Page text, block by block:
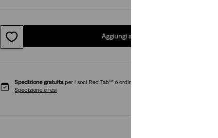
Aggiungi al carrello
Spedizione gratuitaper i soci Red Tab™ o ordini superiori a CHF 85
Spedizione e resi